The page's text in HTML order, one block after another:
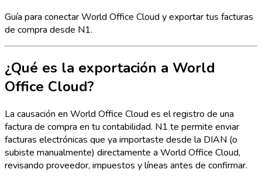
Guía para conectar World Office Cloud y exportar tus facturas
de compra desde N1.
¿Qué es la exportación a World
Office Cloud?
La causación en World Office Cloud es el registro de una
factura de compra en tu contabilidad. N1 te permite enviar
facturas electrónicas que ya importaste desde la DIAN (o
subiste manualmente) directamente a World Office Cloud,
revisando proveedor, impuestos y líneas antes de confirmar.